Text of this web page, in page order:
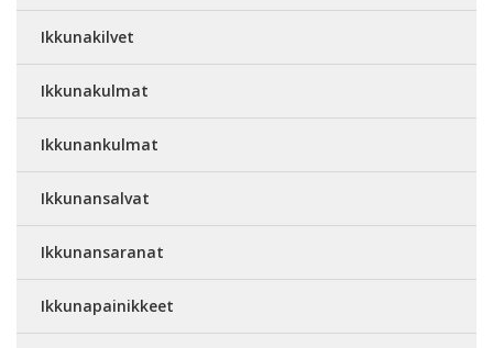
Ikkunakilvet
Ikkunakulmat
Ikkunankulmat
Ikkunansalvat
Ikkunansaranat
Ikkunapainikkeet